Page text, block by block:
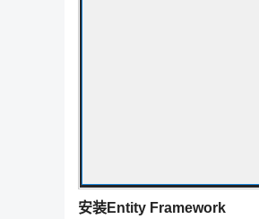
安装Entity Framework